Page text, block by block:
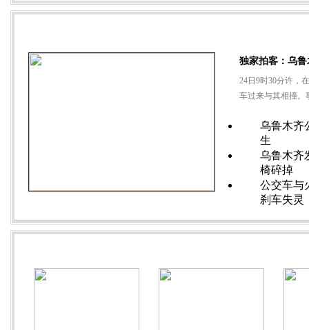
独家拍客：乌
24日9时30分许，
车过来与其相撞。
乌鲁木齐
生
乌鲁木齐
椅碎掉
公交车与
刹车失灵